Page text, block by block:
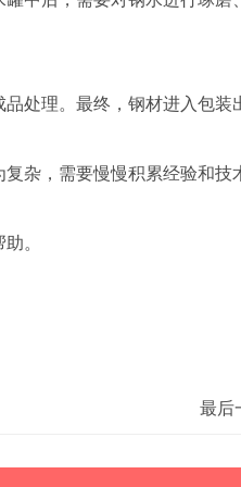
处理。最终，钢材进入包装
杂，需要慢慢积累经验和技
。
最后